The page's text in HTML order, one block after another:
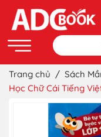
Trang chủ / Sách
Học Chữ Cái Tiếng